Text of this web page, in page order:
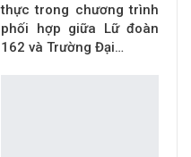
thực trong chương trình
phối hợp giữa Lữ đoàn
162 và Trường Đại…